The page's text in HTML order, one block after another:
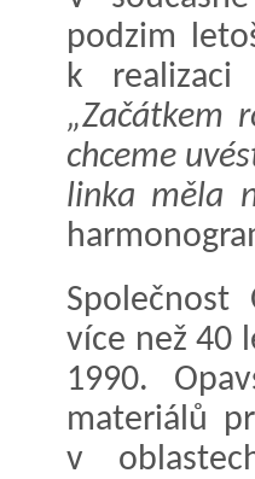
podzim
k
„Začátkem
chceme
linka měla
Společnost
více než 40
1990.
materiálů
v